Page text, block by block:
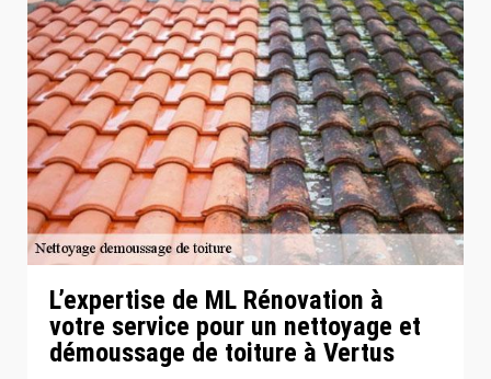
L’expertise de ML Rénovation à
votre service pour un nettoyage et
démoussage de toiture à Vertus